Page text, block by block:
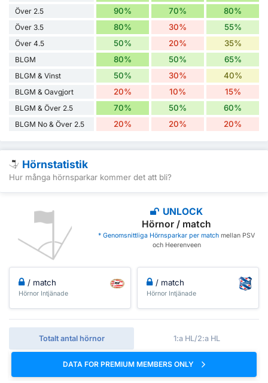
Över 2.5 90% 70% 80%
Över 3.5 80% 30% 55%
Över 4.5 50% 20% 35%
BLGM 80% 50% 65%
BLGM & Vinst 50% 30% 40%
BLGM & Oavgjort 20% 10% 15%
BLGM & Över 2.5 70% 50% 60%
BLGM No & Över 2.5 20% 20% 20%
Hörnstatistik
Hur många hörnsparkar kommer det att bli?
UNLOCK
Hörnor / match
* Genomsnittliga Hörnsparkar per match mellan PSV
och Heerenveen
/ match
Hörnor Intjänade
/ match
Hörnor Intjänade
Totalt antal hörnor 1:a HL/2:a HL
DATA FOR PREMIUM MEMBERS ONLY